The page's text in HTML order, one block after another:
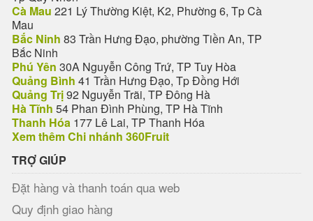
Cà Mau 221 Lý Thường Kiệt, K2, Phường 6, Tp Cà
Mau
Bắc Ninh 83 Trần Hưng Đạo, phường Tiền An, TP
Bắc Ninh
Phú Yên 30A Nguyễn Công Trứ, TP Tuy Hòa
Quảng Bình 41 Trần Hưng Đạo, Tp Đồng Hới
Quảng Trị92 Nguyễn Trãi, TP Đông Hà
Hà Tĩnh 54 Phan Đình Phùng, TP Hà Tĩnh
Thanh Hóa 177 Lê Lai, TP Thanh Hóa
Xem thêm Chi nhánh 360Fruit
TRỢ GIÚP
Đặt hàng và thanh toán qua web
Quy định giao hàng